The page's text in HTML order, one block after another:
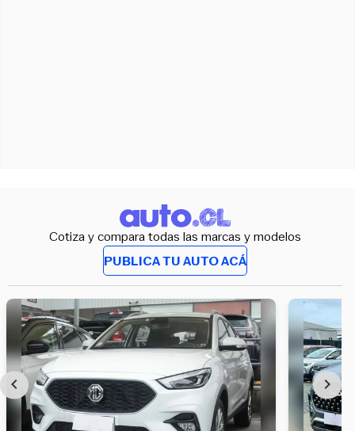
Cotiza y compara todas las marcas y modelos
PUBLICA TU AUTO ACÁ